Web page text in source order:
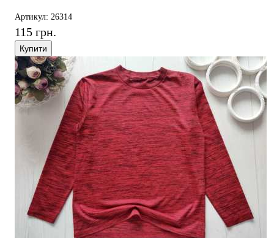
Артикул: 26314
115 грн.
Купити